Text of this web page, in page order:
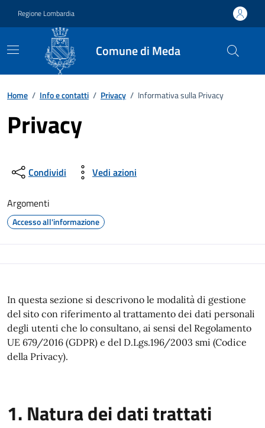
Regione Lombardia
Comune di Meda
Home / Info e contatti / Privacy / Informativa sulla Privacy
Privacy
Condividi Vedi azioni
Argomenti
Accesso all'informazione
In questa sezione si descrivono le modalità di gestione
del sito con riferimento al trattamento dei dati personali
degli utenti che lo consultano, ai sensi del Regolamento
UE 679/2016 (GDPR) e del D.Lgs.196/2003 smi (Codice
della Privacy).
1. Natura dei dati trattati